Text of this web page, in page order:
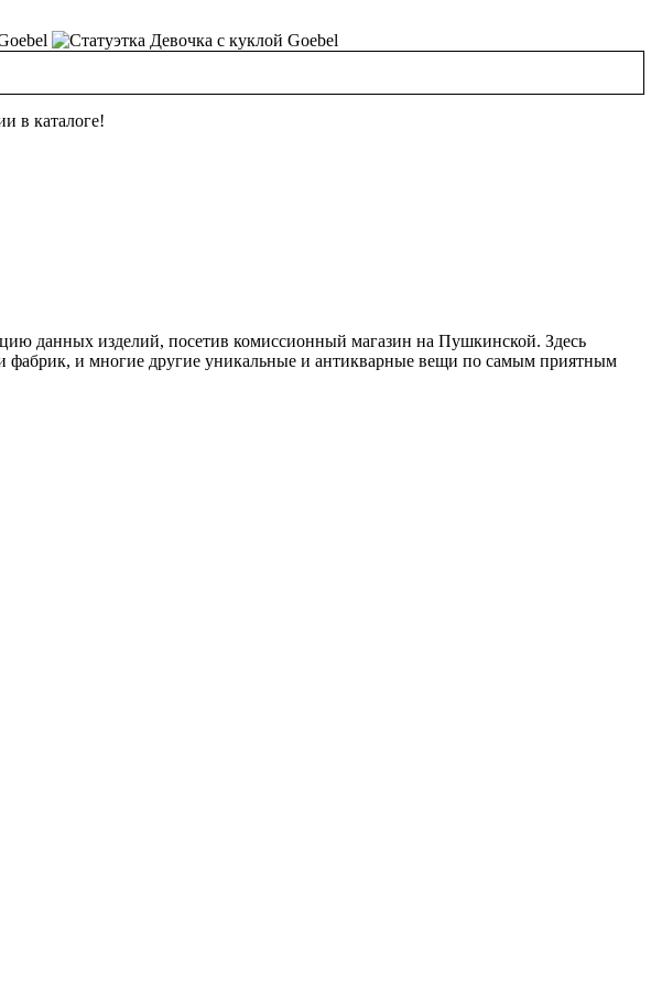
в каталоге!
данных изделий, посетив комиссионный магазин на Пушкинской. Здесь
фабрик, и многие другие уникальные и антикварные вещи по самым приятным